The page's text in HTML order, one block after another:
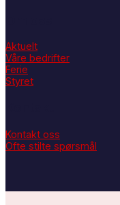
Aktuelt
Våre bedrifter
Ferie
Styret
Kontakt oss
Ofte stilte spørsmål